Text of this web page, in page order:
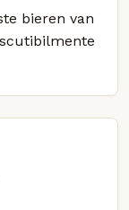
bieren van